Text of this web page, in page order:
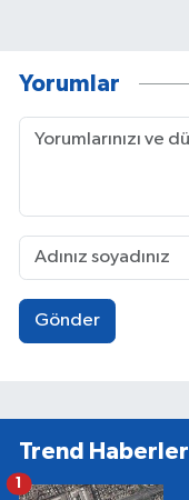
Yorumlar
Gönder
Trend Haberler
1